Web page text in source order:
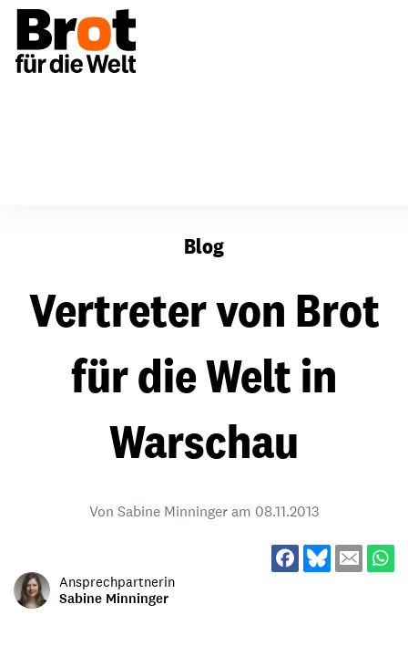
Blog
Vertreter von Brot
für die Welt in
Warschau
Von Sabine Minninger am 08.11.2013
Ansprechpartnerin
Sabine Minninger